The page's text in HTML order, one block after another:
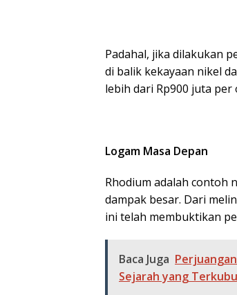
Padahal, jika dilakukan
di balik kekayaan nikel
lebih dari Rp900 juta
Logam Masa Depan
Rhodium adalah contoh
dampak besar. Dari
ini telah membuktikan
Baca Juga
Sejarah yang